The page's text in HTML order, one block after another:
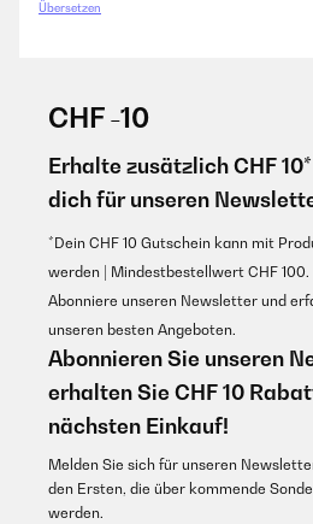
Übersetzen
CHF -10
Erhalte zusätzlich CHF
dich für unseren
*Dein CHF 10 Gutschein kann mit
werden | Mindestbestellwert CHF 100.
Abonniere unseren Newsletter und
unseren besten Angeboten.
Abonnieren Sie unseren
erhalten Sie CHF 10
nächsten Einkauf!
Melden Sie sich für unseren
den Ersten, die über kommende
werden.